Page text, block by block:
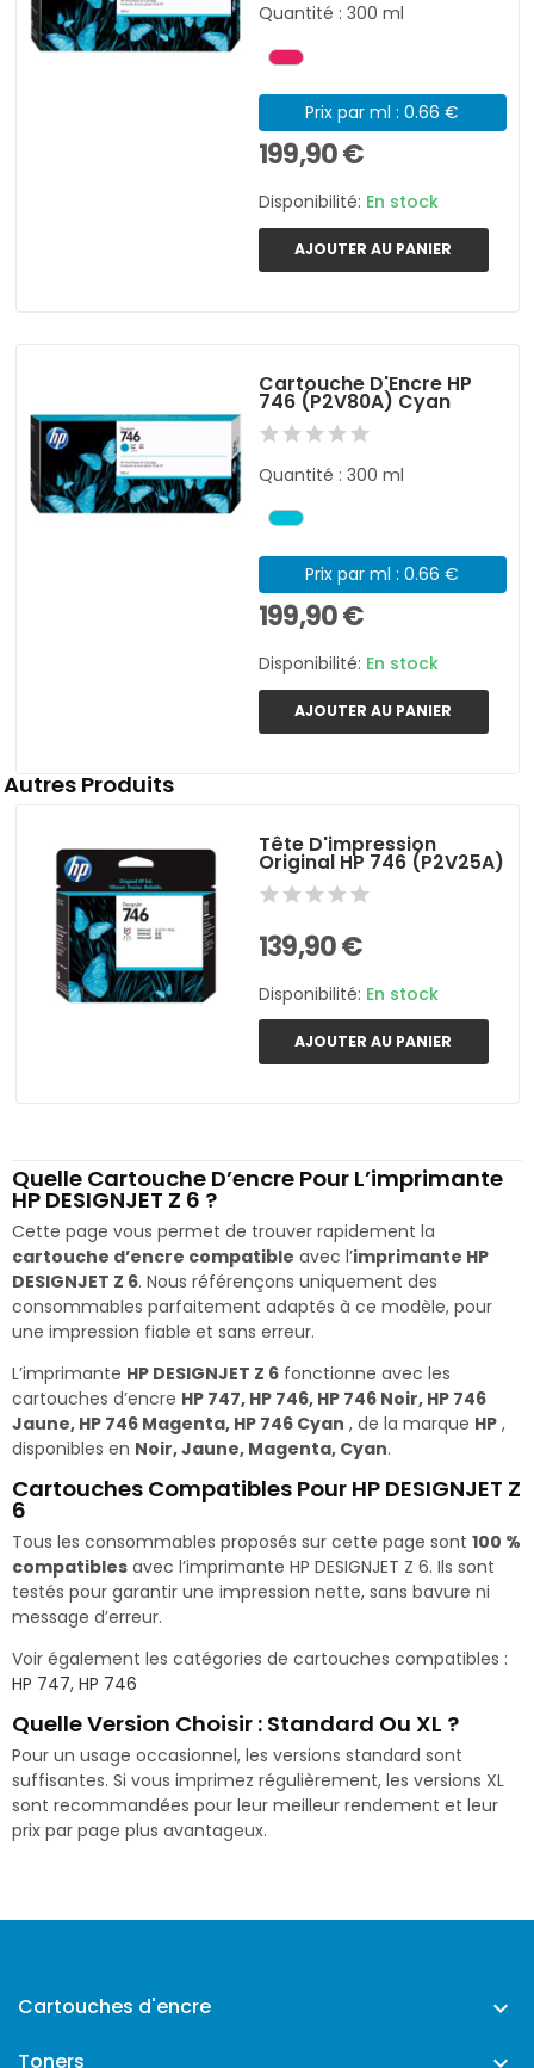
Quantité : 300 ml
Prix par ml : 0.66 €
199,90 €
Disponibilité: En stock
AJOUTER AU PANIER
Cartouche D'Encre HP
746 (P2V80A) Cyan
Quantité : 300 ml
Prix par ml : 0.66 €
199,90 €
Disponibilité: En stock
AJOUTER AU PANIER
Autres Produits
Tête D'impression
Original HP 746 (P2V25A)
139,90 €
Disponibilité: En stock
AJOUTER AU PANIER
Quelle Cartouche D’encre Pour L’imprimante
HP DESIGNJET Z 6 ?
Cette page vous permet de trouver rapidement la
cartouche d’encre compatible avec l’imprimante HP
DESIGNJET Z 6. Nous référençons uniquement des
consommables parfaitement adaptés à ce modèle, pour
une impression fiable et sans erreur.
L’imprimante HP DESIGNJET Z 6 fonctionne avec les
cartouches d’encre HP 747, HP 746, HP 746 Noir, HP 746
Jaune, HP 746 Magenta, HP 746 Cyan , de la marque HP ,
disponibles en Noir, Jaune, Magenta, Cyan.
Cartouches Compatibles Pour HP DESIGNJET Z
6
Tous les consommables proposés sur cette page sont 100 %
compatibles avec l’imprimante HP DESIGNJET Z 6. Ils sont
testés pour garantir une impression nette, sans bavure ni
message d’erreur.
Voir également les catégories de cartouches compatibles :
HP 747, HP 746
Quelle Version Choisir : Standard Ou XL ?
Pour un usage occasionnel, les versions standard sont
suffisantes. Si vous imprimez régulièrement, les versions XL
sont recommandées pour leur meilleur rendement et leur
prix par page plus avantageux.
Cartouches d'encre 
Toners